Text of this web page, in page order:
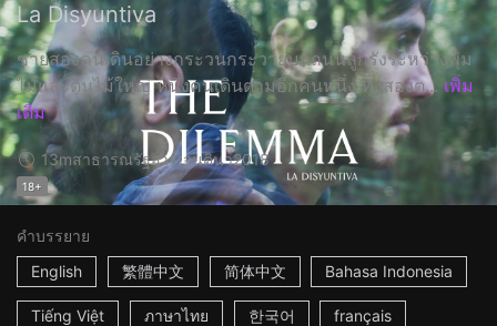
La Disyuntiva
ชายสองคนเดินอย่างกระวนกระวายบนถนนลูกรังระหว่างพุ่ม
ไม้และต้นไม้ใหญ่ หนึ่งคนเดินตามอีกคนหนึ่ง ทั้งสองต... เพิ่ม
เติม
13mสาธารณรัฐอาร์เจนตินา2018
18+
คำบรรยาย
English
繁體中文 简体中文 Bahasa Indonesia
Tiếng Việt ภาษาไทย 한국어 français